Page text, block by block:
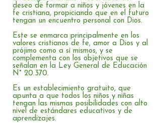
deseo de formar a niños y jóvenes en la
fe cristiana, propiciando que en el futuro
tengan un encuentro personal con Dios.
Este se enmarca principalmente en los
valores cristianos de fe, amor a Dios y al
prójimo como a sí mismos, y se
complementa con los objetivos que se
señalan en la Ley General de Educación
N° 20.370.
Es un establecimiento gratuito, que
apunta a que todos los niños y niñas
tengan las mismas posibilidades con alto
nivel de estándares educativos y de
aprendizajes.